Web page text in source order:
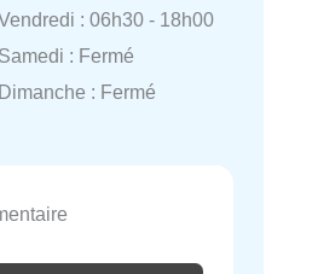
: 06h30 - 18h00
Samedi : Fermé
Dimanche : Fermé